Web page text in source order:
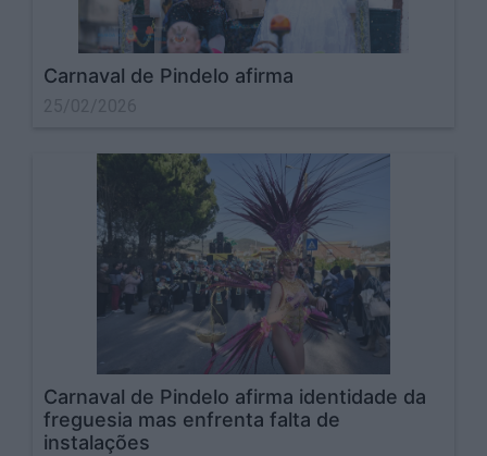
Carnaval de Pindelo afirma
Carnaval de Pindelo afirma identidade da
freguesia mas enfrenta falta de
instalações